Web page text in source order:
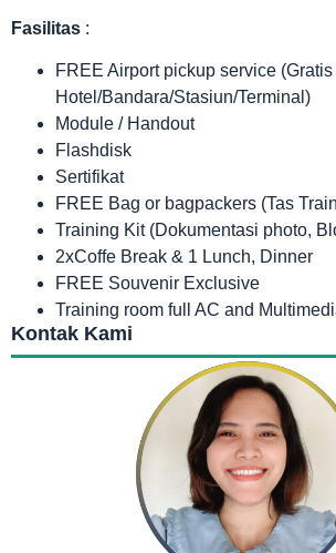
Fasilitas :
FREE Airport pickup service
Hotel/Bandara/Stasiun/Terminal)
Module / Handout
Flashdisk
Sertifikat
FREE Bag or bagpackers (Tas
Training Kit (Dokumentasi photo,
2xCoffe Break & 1 Lunch, Dinner
FREE Souvenir Exclusive
Training room full AC and
Kontak Kami